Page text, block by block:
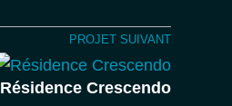
PROJET SUIVANT
Résidence Crescendo